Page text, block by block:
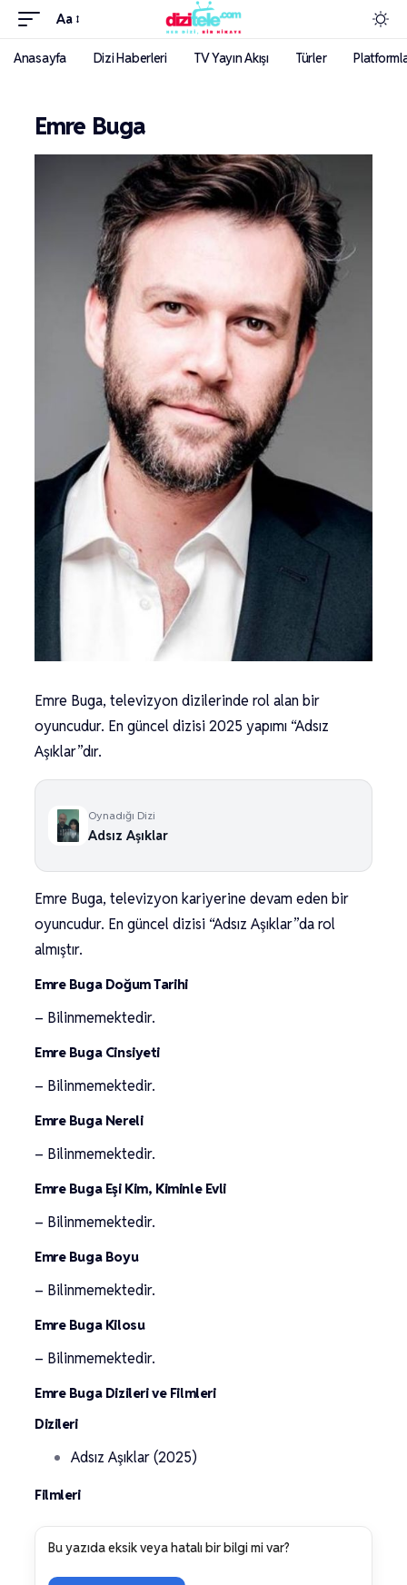
Aa
Anasayfa Dizi Haberleri TV Yayın Akışı Türler
Emre Buga
Emre Buga, televizyon dizilerinde rol alan bir
oyuncudur. En güncel dizisi 2025 yapımı “Adsız
Aşıklar”dır.
Oynadığı Dizi
Adsız Aşıklar
Emre Buga, televizyon kariyerine devam eden bir
oyuncudur. En güncel dizisi “Adsız Aşıklar”da rol
almıştır.
Emre Buga Doğum Tarihi
– Bilinmemektedir.
Emre Buga Cinsiyeti
– Bilinmemektedir.
Emre Buga Nereli
– Bilinmemektedir.
Emre Buga Eşi Kim, Kiminle Evli
– Bilinmemektedir.
Emre Buga Boyu
– Bilinmemektedir.
Emre Buga Kilosu
– Bilinmemektedir.
Emre Buga Dizileri ve Filmleri
Dizileri
Adsız Aşıklar (2025)
Filmleri
Bu yazıda eksik veya hatalı bir bilgi mi var?